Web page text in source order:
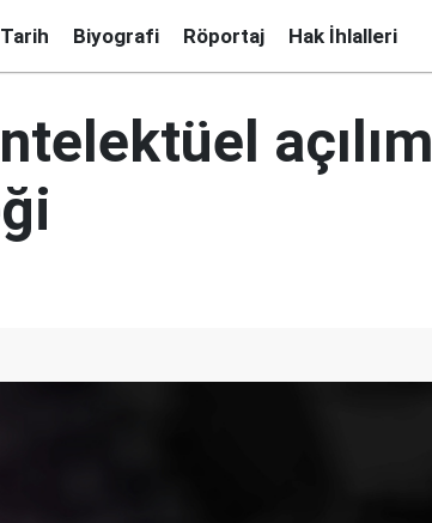
Tarih Biyografi Röportaj Hak İhlalleri
açılım